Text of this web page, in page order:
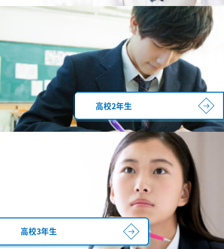
高校2年生
高校3年生